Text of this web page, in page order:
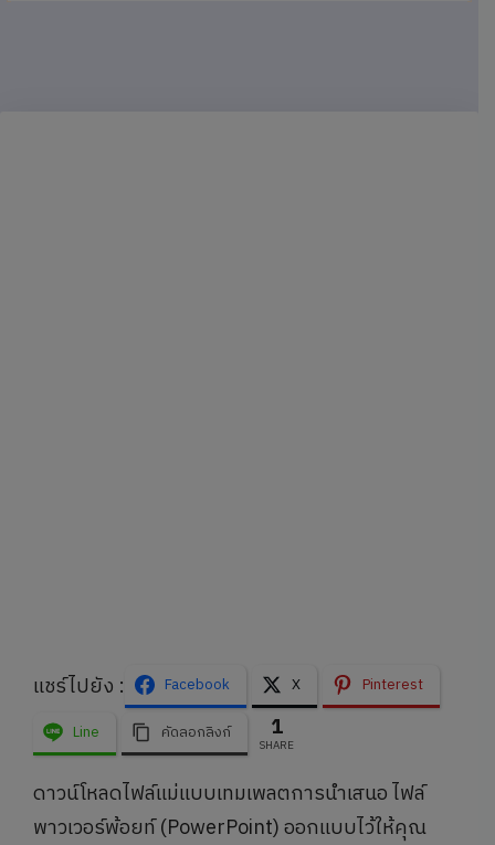
แชร์ไปยัง : Facebook X
Pinterest
Line
คัดลอกลิงก์ 1
SHARE
ดาวน์โหลดไฟล์แม่แบบเทมเพลตการนำเสนอ ไฟล์
พาวเวอร์พ้อยท์ (PowerPoint) ออกแบบไว้ให้คุณ